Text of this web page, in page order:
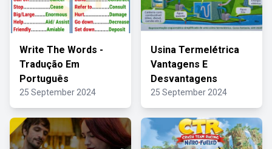
Write The Words -
Tradução Em
Português
25 September 2024
Usina Termelétrica
Vantagens E
Desvantagens
25 September 2024